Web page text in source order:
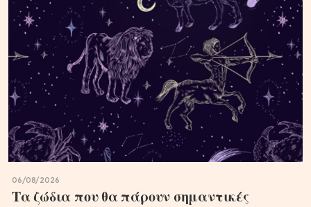
06/08/2026
Τα ζώδια που θα πάρουν σημαντικές